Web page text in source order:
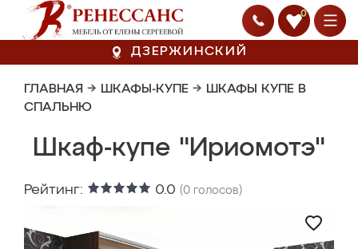
0
ДЗЕРЖИНСКИЙ
ГЛАВНАЯ → ШКАФЫ-КУПЕ → ШКАФЫ КУПЕ В
СПАЛЬНЮ
Шкаф-купе "Ириомотэ"
Рейтинг: 0.0 (0 голосов)